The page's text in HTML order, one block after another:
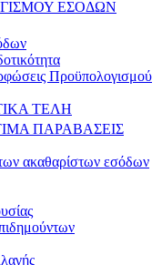
ΕΣΟΔΩΝ
Προϋπολογισμού
ΤΕΛΗ
ΠΑΡΑΒΑΣΕΙΣ
ακαθαρίστων εσόδων